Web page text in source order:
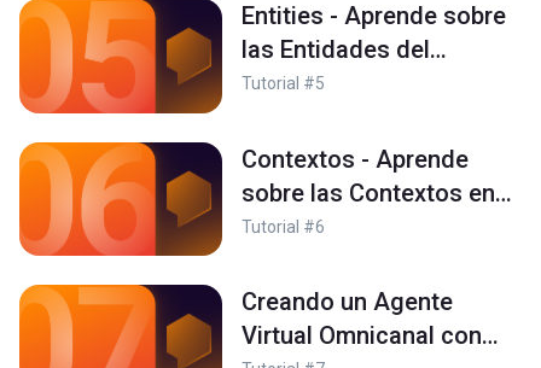
Entities - Aprende sobre
las Entidades del
SIstema y como crear
Tutorial #5
Contextos - Aprende
sobre las Contextos en
Dialogflow ES
Tutorial #6
Creando un Agente
Virtual Omnicanal con